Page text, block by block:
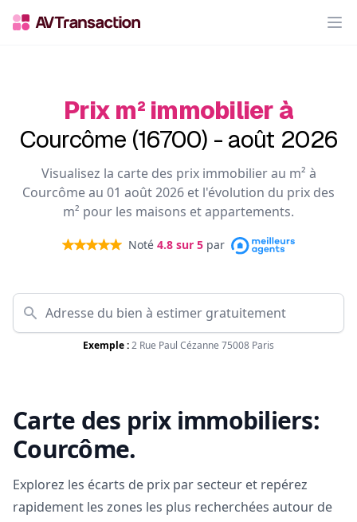
Prix m² immobilier à
Courcôme (16700) - août 2026
Visualisez la carte des prix immobilier au m² à
Courcôme au 01 août 2026 et l'évolution du prix des
m² pour les maisons et appartements.
Noté 4.8 sur 5 par
Exemple :2 Rue Paul Cézanne 75008 Paris
Carte des prix immobiliers:
Courcôme.
Explorez les écarts de prix par secteur et repérez
rapidement les zones les plus recherchées autour de